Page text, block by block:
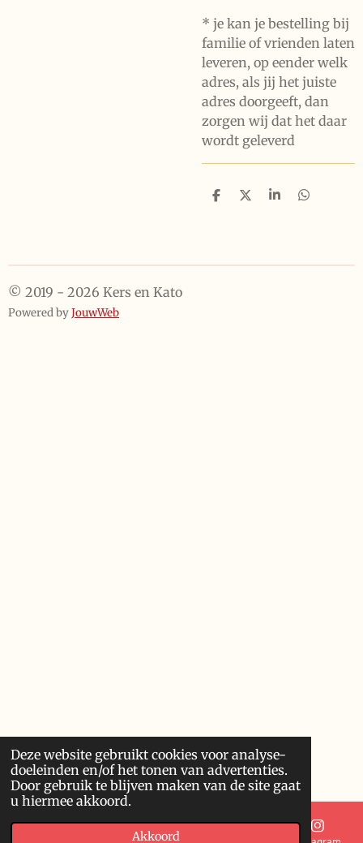
Deze website gebruikt cookies voor analyse-
doeleinden en/of het tonen van advertenties.
Door gebruik te blijven maken van de site gaat
u hiermee akkoord.
Akkoord
* je kan je bestelling bij
familie of vrienden laten
leveren, op eender welk
adres, als jij het juiste
adres doorgeeft, dan
zorgen wij dat het daar
wordt geleverd
D
D
S
D
© 2019 - 2026 Kers en Kato
Powered byJouwWeb